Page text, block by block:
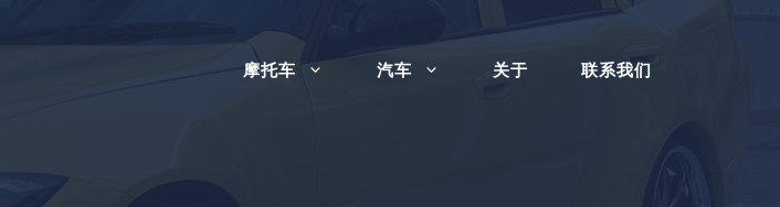
摩托车 汽车 关于 联系我们